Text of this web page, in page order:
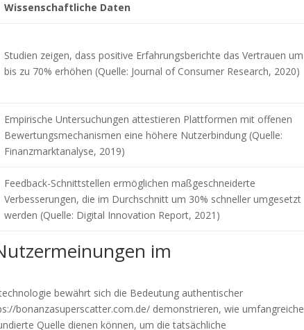
Wissenschaftliche Daten
Studien zeigen, dass positive Erfahrungsberichte das Vertrauen um
bis zu 70% erhöhen (Quelle: Journal of Consumer Research, 2020)
Empirische Untersuchungen attestieren Plattformen mit offenen
Bewertungsmechanismen eine höhere Nutzerbindung (Quelle:
Finanzmarktanalyse, 2019)
Feedback-Schnittstellen ermöglichen maßgeschneiderte
Verbesserungen, die im Durchschnitt um 30% schneller umgesetzt
werden (Quelle: Digital Innovation Report, 2021)
im
bewährt sich die Bedeutung authentischer
bonanzasuperscatter.com.de/ demonstrieren, wie umfangreiche
Quelle dienen können, um die tatsächliche